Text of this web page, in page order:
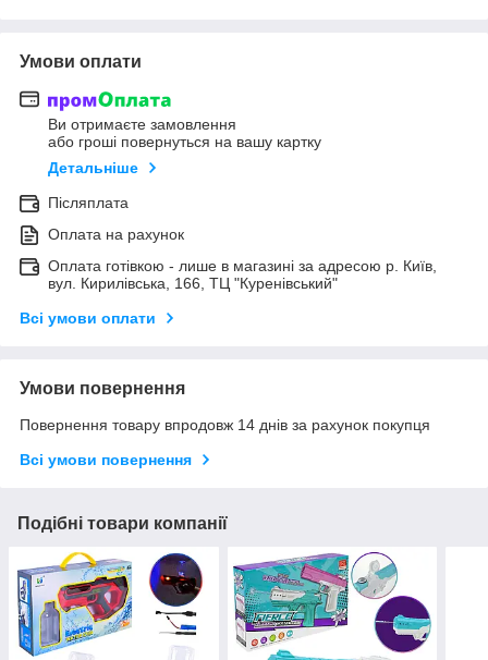
Умови оплати
Ви отримаєте замовлення
або гроші повернуться на вашу картку
Детальніше
Післяплата
Оплата на рахунок
Оплата готівкою - лише в магазині за адресою р. Київ,
вул. Кирилівська, 166, ТЦ "Куренівський"
Всі умови оплати
Умови повернення
Повернення товару впродовж 14 днів за рахунок покупця
Всі умови повернення
Подібні товари компанії